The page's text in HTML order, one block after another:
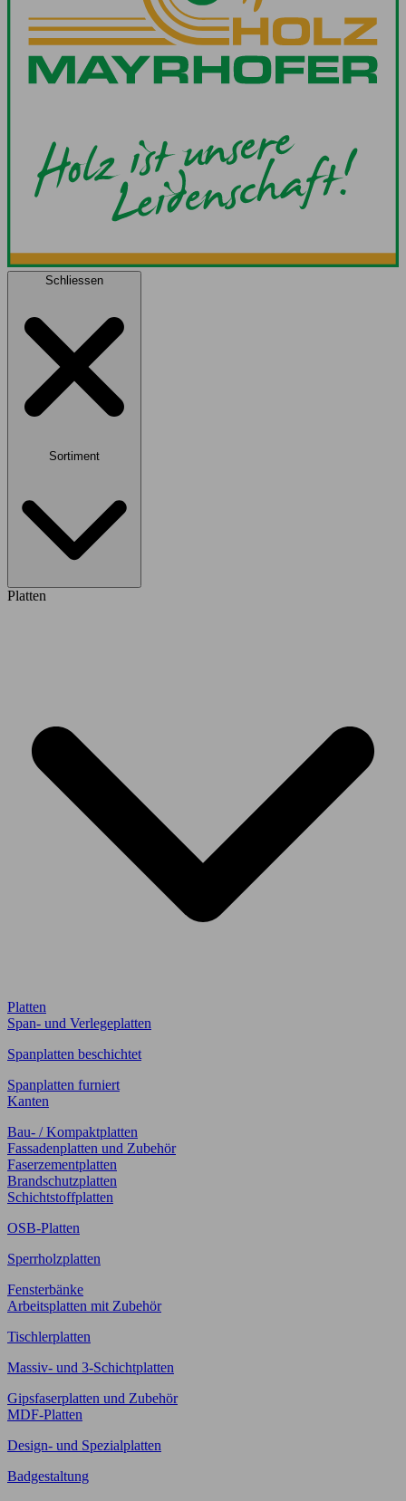
Schliessen
Sortiment
Platten
Platten
Span- und Verlegeplatten
Spanplatten beschichtet
Spanplatten furniert
Kanten
Bau- / Kompaktplatten
Fassadenplatten und Zubehör
Faserzementplatten
Brandschutzplatten
Schichtstoffplatten
OSB-Platten
Sperrholzplatten
Fensterbänke
Arbeitsplatten mit Zubehör
Tischlerplatten
Massiv- und 3-Schichtplatten
Gipsfaserplatten und Zubehör
MDF-Platten
Design- und Spezialplatten
Badgestaltung